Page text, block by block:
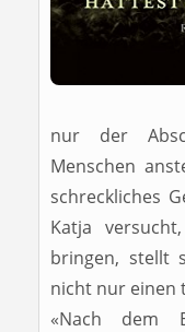
nur der
Menschen
schreckliches
Katja
bringen, stellt
nicht nur
«Nach dem